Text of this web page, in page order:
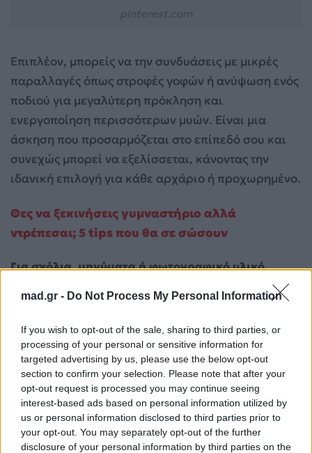
mad.gr - Do Not Process My Personal Information
If you wish to opt-out of the sale, sharing to third parties, or
processing of your personal or sensitive information for
targeted advertising by us, please use the below opt-out
section to confirm your selection. Please note that after your
opt-out request is processed you may continue seeing
interest-based ads based on personal information utilized by
us or personal information disclosed to third parties prior to
your opt-out. You may separately opt-out of the further
disclosure of your personal information by third parties on the
Επιπλέον, μπορείς να την συνδυάσεις με μικρές
παραλλαγές όπως στροφές γοφών ή ανύψωση ενός
ποδιού για μεγαλύτερη πρόκληση και
ενεργοποίηση περισσότερων μυών. Είναι μια
άσκηση που προσαρμόζεται στο επίπεδό σου και
συνεχώς μπορεί να εξελίσσεται, κάνοντας την
ιδανική επιλογή για κάθε αρχάριο ή προχωρημένο.
Θες να ξεκινήσεις γυμναστήριο αλλά
ντρέπεσαι; 5 tips που θα σε σώσουν
Για σχόλια, μηνύματα ή φωτογραφικό υλικό
Facebook , επικοινωνήστε μέσωTwitterή
άσκηση γυμναστική
Ακολουθήστε το
Mad.gr στο Google
News